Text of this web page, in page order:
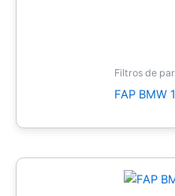
Filtros de
FAP BMW